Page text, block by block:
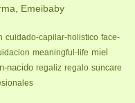
Emeibaby
cuidado-capilar-holistico face-
meaningful-life miel
nacido regaliz regalo suncare